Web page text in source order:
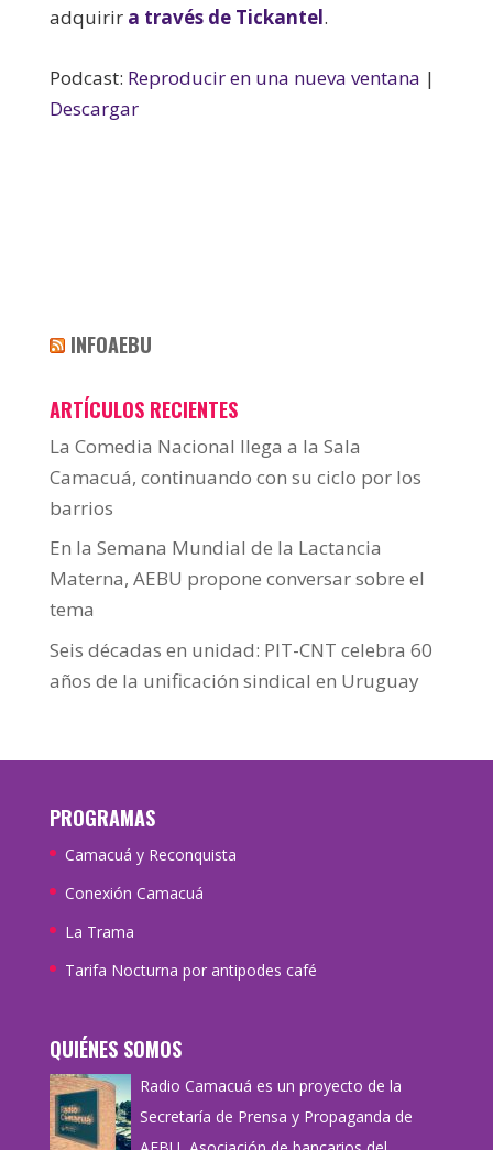
adquirir a través de Tickantel.
Podcast: Reproducir en una nueva ventana |
Descargar
INFOAEBU
ARTÍCULOS RECIENTES
La Comedia Nacional llega a la Sala
Camacuá, continuando con su ciclo por los
barrios
En la Semana Mundial de la Lactancia
Materna, AEBU propone conversar sobre el
tema
Seis décadas en unidad: PIT-CNT celebra 60
años de la unificación sindical en Uruguay
PROGRAMAS
Camacuá y Reconquista
Conexión Camacuá
La Trama
Tarifa Nocturna por antipodes café
QUIÉNES SOMOS
Radio Camacuá es un proyecto de la
Secretaría de Prensa y Propaganda de